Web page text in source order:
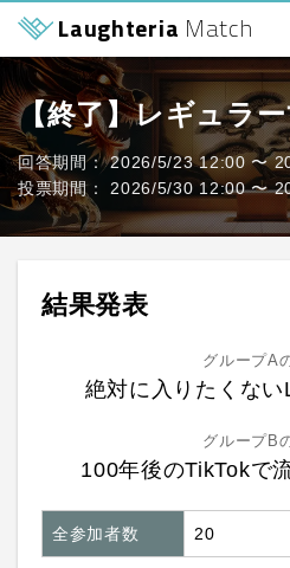
Laughteria Match
【終了】レギュラ
回答期間： 2026/5/23 12:00 〜
投票期間： 2026/5/30 12:00 〜
結果発表
グループA
絶対に入りたくな
グループB
100年後のTikTokで
全参加者数 20